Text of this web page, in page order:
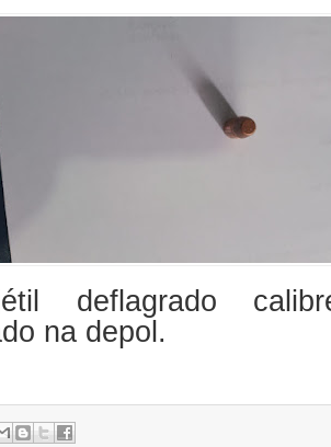
deflagrado
na depol.